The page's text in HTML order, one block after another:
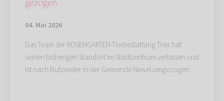
gezogen
04. Mai 2026
Das Team der ROSENGARTEN-Tierbestattung Trier hat
seinen bisherigen Standort im Stadtzentrum verlassen und
ist nach Butzweiler in der Gemeinde Newel umgezogen.